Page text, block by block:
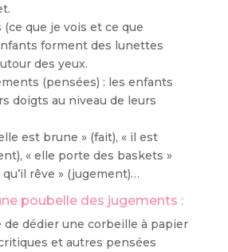
(ce que je vois et ce que
forment des lunettes
des yeux.
(pensées) : les enfants
doigts au niveau de leurs
est brune » (fait), « il est
« elle porte des baskets »
rêve » (jugement)…
poubelle des jugements :
de dédier une corbeille à papier
et autres pensées